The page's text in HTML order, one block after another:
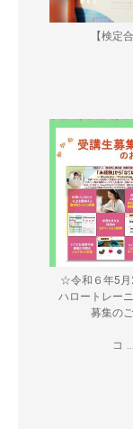
【検定
☆令和６年5
ハロートレー
募集の
コ ...